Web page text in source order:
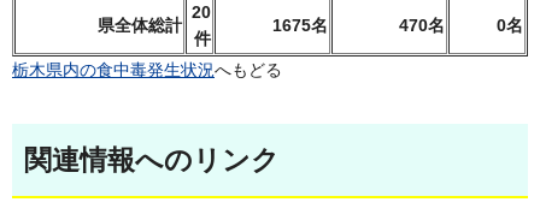
県全体総計
20
件
1675名 470名 0名
栃木県内の食中毒発生状況へもどる
関連情報へのリンク